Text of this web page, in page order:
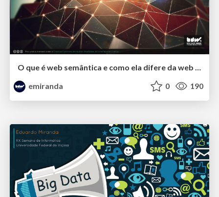
O que é web semântica e como ela difere da web que conhecemos atualmente?
emiranda
0 190